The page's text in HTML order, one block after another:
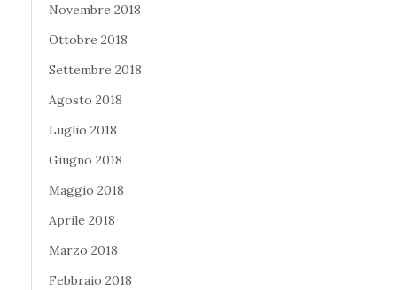
Novembre 2018
Ottobre 2018
Settembre 2018
Agosto 2018
Luglio 2018
Giugno 2018
Maggio 2018
Aprile 2018
Marzo 2018
Febbraio 2018